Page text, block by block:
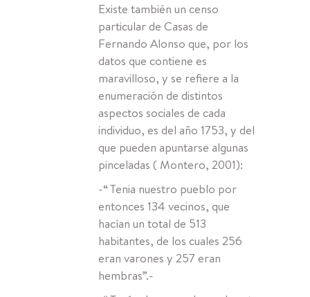
Existe también un censo
particular de Casas de
Fernando Alonso que, por los
datos que contiene es
maravilloso, y se refiere a la
enumeración de distintos
aspectos sociales de cada
individuo, es del año 1753, y del
que pueden apuntarse algunas
pinceladas ( Montero, 2001):
-“ Tenia nuestro pueblo por
entonces 134 vecinos, que
hacían un total de 513
habitantes, de los cuales 256
eran varones y 257 eran
hembras”.-